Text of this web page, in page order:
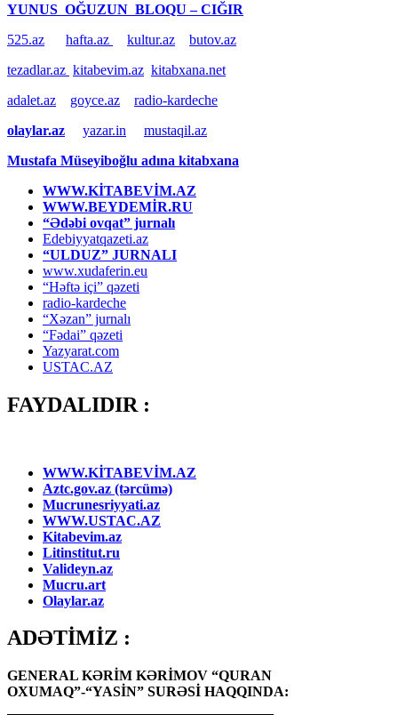
YUNUS OĞUZUN BLOQU – CIĞIR
525.az
hafta.az kultur.az
butov.az
tezadlar.az kitabevim.az kitabxana.net
adalet.az
goyce.az
radio-kardeche
olaylar.az
yazar.in
mustaqil.az
Mustafa Müseyiboğlu adına kitabxana
WWW.KİTABEVİM.AZ
WWW.BEYDEMİR.RU
“Ədəbi ovqat” jurnalı
Edebiyyatqazeti.az
“ULDUZ” JURNALI
www.xudaferin.eu
“Həftə içi” qəzeti
radio-kardeche
“Xəzan” jurnalı
“Fədai” qəzeti
Yazyarat.com
USTAC.AZ
FAYDALIDIR :
WWW.KİTABEVİM.AZ
Aztc.gov.az (tərcümə)
Mucrunesriyyati.az
WWW.USTAC.AZ
Kitabevim.az
Litinstitut.ru
Valideyn.az
Mucru.art
Olaylar.az
ADƏTİMİZ :
GENERAL KƏRİM KƏRİMOV “QURAN
OXUMAQ”-“YASİN” SURƏSİ HAQQINDA: